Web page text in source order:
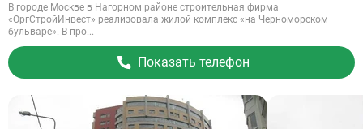
В городе Москве в Нагорном районе строительная фирма
«ОргСтройИнвест» реализовала жилой комплекс «на Черноморском
бульваре». В про...
Показать телефон